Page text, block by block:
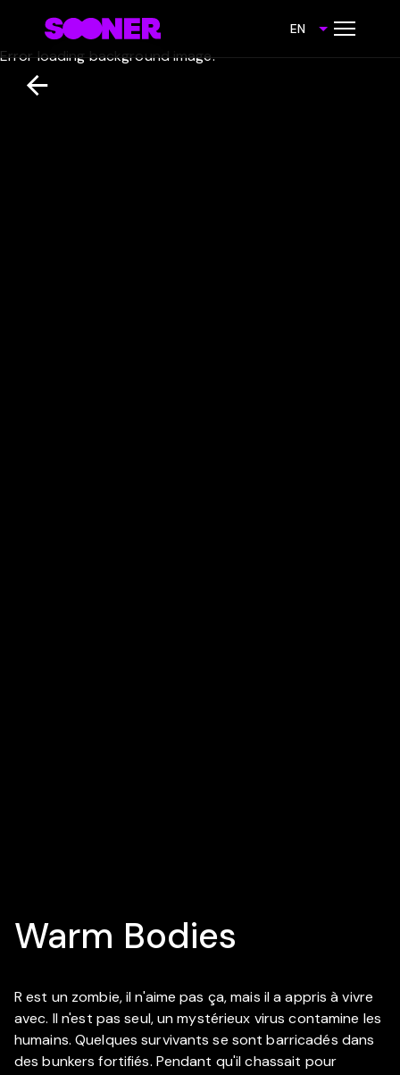
EN
Error loading background image.
Warm Bodies
R est un zombie, il n'aime pas ça, mais il a appris à vivre
avec. Il n'est pas seul, un mystérieux virus contamine les
humains. Quelques survivants se sont barricadés dans
des bunkers fortifiés. Pendant qu'il chassait pour